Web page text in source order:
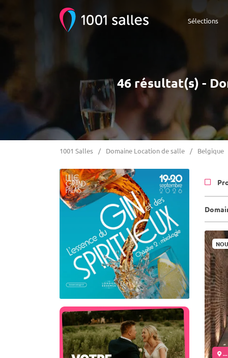
Sélections
46 résultat(s) -
1001 Salles Domaine Location de salle Belgique
...